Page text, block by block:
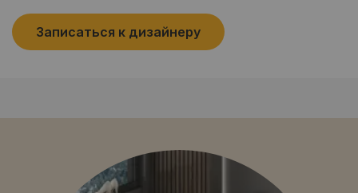
Записаться к дизайнеру